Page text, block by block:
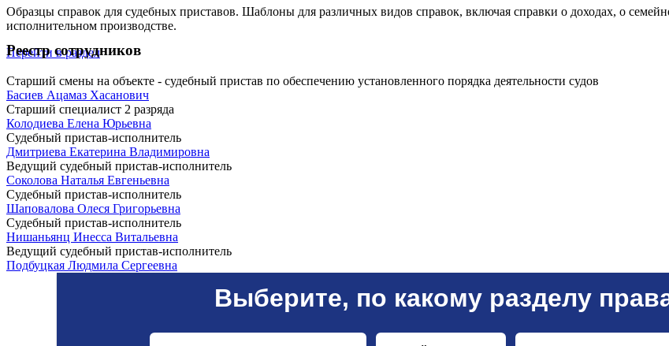
Образцы справок для судебных приставов. Шаблоны для различных видов справок, включая справки о доходах, о
исполнительном производстве.
Перейти в раздел
Реестр сотрудников
Старший смены на объекте - судебный пристав по обеспечению установленного порядка деятельности судов
Басиев Ацамаз Хасанович
Старший специалист 2 разряда
Колодиева Елена Юрьевна
Судебный пристав-исполнитель
Дмитриева Екатерина Владимировна
Ведущий судебный пристав-исполнитель
Соколова Наталья Евгеньевна
Судебный пристав-исполнитель
Шаповалова Олеся Григорьевна
Судебный пристав-исполнитель
Нишаньянц Инесса Витальевна
Ведущий судебный пристав-исполнитель
Подбуцкая Людмила Сергеевна